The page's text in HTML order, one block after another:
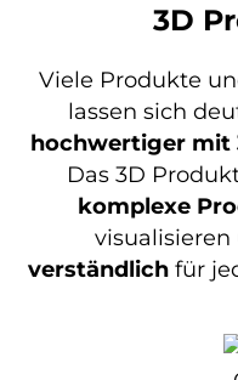
3D
Viele Produkte
lassen sich
hochwertiger mit
Das 3D
komplexe
visualisieren
verständlich für